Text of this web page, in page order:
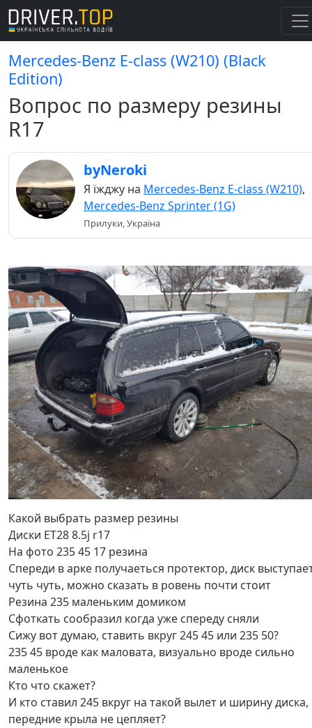
Mercedes-Benz E-class (W210) (Black
Edition)
Вопрос по размеру резины
R17
byNeroki
Я їжджу на Mercedes-Benz E-class (W210),
Mercedes-Benz Sprinter (1G)
Прилуки, Україна
Какой выбрать размер резины
Диски ET28 8.5j r17
На фото 235 45 17 резина
Спереди в арке получаеться протектор, диск
чуть чуть, можно сказать в ровень почти стоит
Резина 235 маленьким домиком
Сфоткать сообразил когда уже спереду сняли
Сижу вот думаю, ставить вкруг 245 45 или 235 50?
235 45 вроде как маловата, визуально вроде сильно
маленькое
Кто что скажет?
И кто ставил 245 вкруг на такой вылет и ширину диска,
передние крыла не цепляет?